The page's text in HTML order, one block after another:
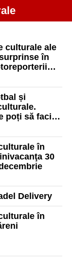
culturale ale
în
și
poți să faci în
în
30
Delivery
în